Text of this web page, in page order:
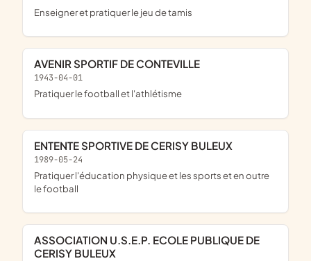
enseigner et pratiquer le jeu de tamis
AVENIR SPORTIF DE CONTEVILLE
1943-04-01
pratiquer le football et l'athlétisme
ENTENTE SPORTIVE DE CERISY BULEUX
1989-05-24
pratiquer l'éducation physique et les sports et en outre
le football
ASSOCIATION U.S.E.P. ECOLE PUBLIQUE DE
CERISY BULEUX